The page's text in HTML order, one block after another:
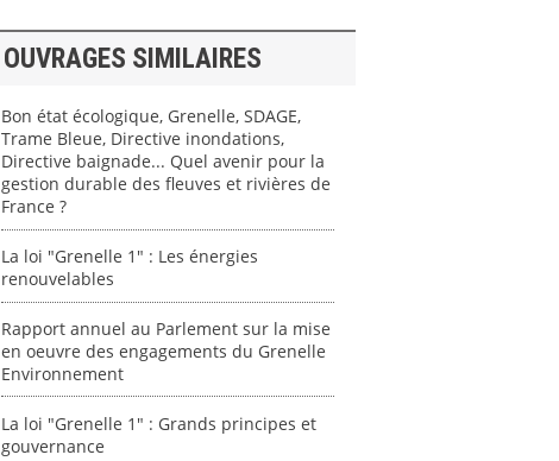
OUVRAGES SIMILAIRES
Bon état écologique, Grenelle, SDAGE,
Trame Bleue, Directive inondations,
Directive baignade... Quel avenir pour la
gestion durable des fleuves et rivières de
France ?
La loi "Grenelle 1" : Les énergies
renouvelables
Rapport annuel au Parlement sur la mise
en oeuvre des engagements du Grenelle
Environnement
La loi "Grenelle 1" : Grands principes et
gouvernance